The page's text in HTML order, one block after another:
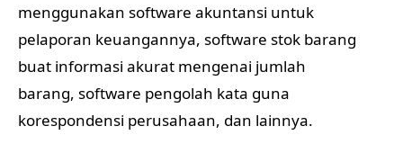
menggunakan software akuntansi untuk
pelaporan keuangannya, software stok barang
buat informasi akurat mengenai jumlah
barang, software pengolah kata guna
korespondensi perusahaan, dan lainnya.